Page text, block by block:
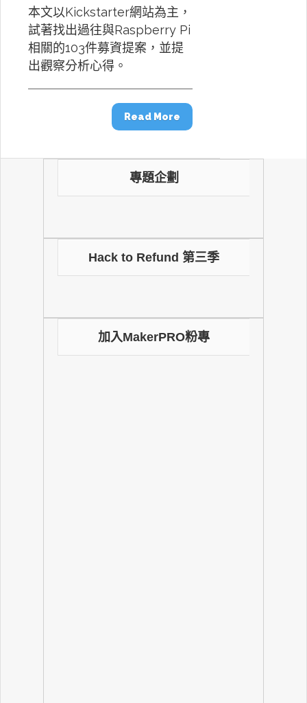
本文以Kickstarter網站為主，
試著找出過往與Raspberry Pi
相關的103件募資提案，並提
出觀察分析心得。
Read More
專題企劃
Hack to Refund 第三季
加入MakerPRO粉專